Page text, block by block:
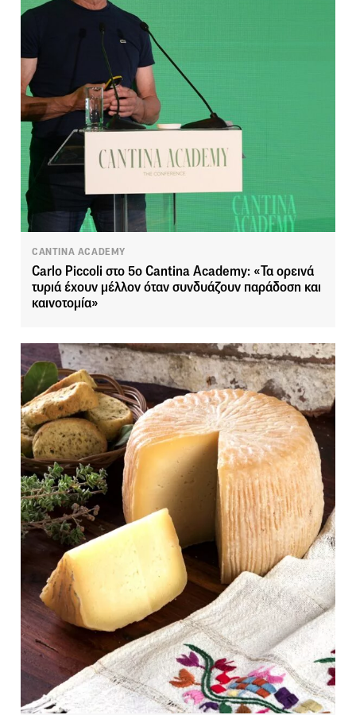
CANTINA ACADEMY
Carlo Piccoli στο 5ο Cantina Academy: «Τα ορεινά
τυριά έχουν μέλλον όταν συνδυάζουν παράδοση και
καινοτομία»